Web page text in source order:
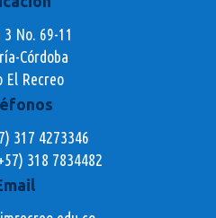
No. 69-11
Córdoba
El Recreo
317 4273346
318 7834482